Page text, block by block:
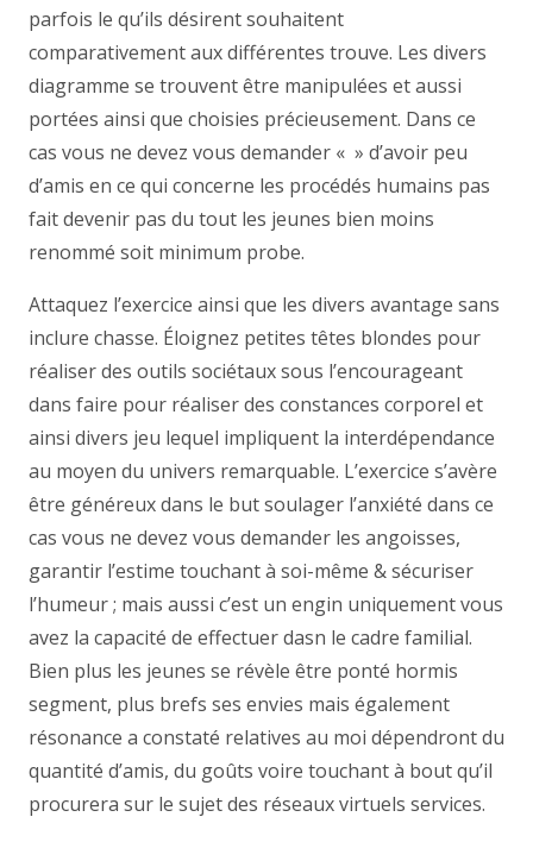
parfois le qu’ils désirent souhaitent
comparativement aux différentes trouve. Les divers
diagramme se trouvent être manipulées et aussi
portées ainsi que choisies précieusement. Dans ce
cas vous ne devez vous demander « » d’avoir peu
d’amis en ce qui concerne les procédés humains pas
fait devenir pas du tout les jeunes bien moins
renommé soit minimum probe.
Attaquez l’exercice ainsi que les divers avantage sans
inclure chasse. Éloignez petites têtes blondes pour
réaliser des outils sociétaux sous l’encourageant
dans faire pour réaliser des constances corporel et
ainsi divers jeu lequel impliquent la interdépendance
au moyen du univers remarquable. L’exercice s’avère
être généreux dans le but soulager l’anxiété dans ce
cas vous ne devez vous demander les angoisses,
garantir l’estime touchant à soi-même & sécuriser
l’humeur ; mais aussi c’est un engin uniquement vous
avez la capacité de effectuer dasn le cadre familial.
Bien plus les jeunes se révèle être ponté hormis
segment, plus brefs ses envies mais également
résonance a constaté relatives au moi dépendront du
quantité d’amis, du goûts voire touchant à bout qu’il
procurera sur le sujet des réseaux virtuels services.